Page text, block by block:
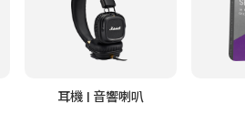
耳機 | 音響喇叭